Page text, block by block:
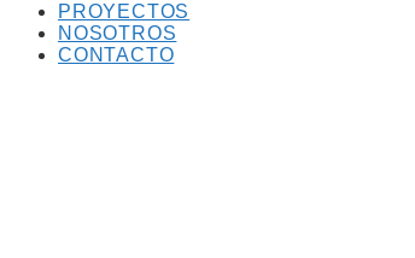
PROYECTOS
NOSOTROS
CONTACTO